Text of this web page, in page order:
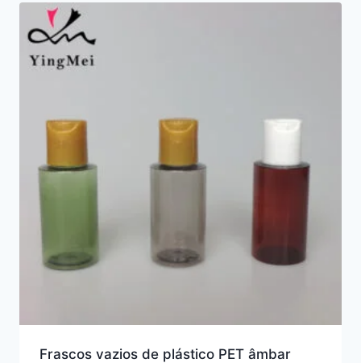
Frascos vazios de plástico PET âmbar